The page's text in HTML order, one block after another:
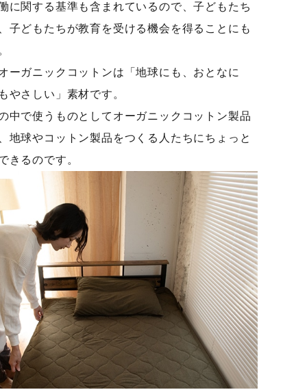
に関する基準も含まれているので、子どもたち
子どもたちが教育を受ける機会を得ることにも
ーガニックコットンは「地球にも、おとなに
やさしい」素材です。
中で使うものとしてオーガニックコットン製品
地球やコットン製品をつくる人たちにちょっと
きるのです。